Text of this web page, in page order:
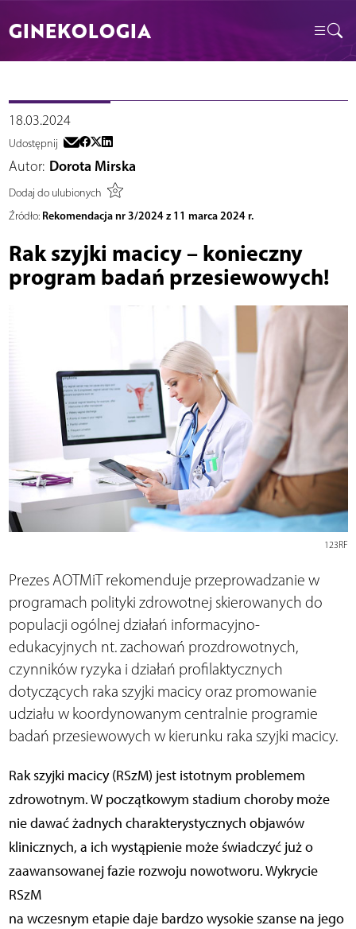
GINEKOLOGIA
18.03.2024
Udostępnij
Autor: Dorota Mirska
Dodaj do ulubionych
Źródło: Rekomendacja nr 3/2024 z 11 marca 2024 r.
Rak szyjki macicy – konieczny
program badań przesiewowych!
123RF
Prezes AOTMiT rekomenduje przeprowadzanie w
programach polityki zdrowotnej skierowanych do
populacji ogólnej działań informacyjno-
edukacyjnych nt. zachowań prozdrowotnych,
czynników ryzyka i działań profilaktycznych
dotyczących raka szyjki macicy oraz promowanie
udziału w koordynowanym centralnie programie
badań przesiewowych w kierunku raka szyjki macicy.
Rak szyjki macicy (RSzM) jest istotnym problemem
zdrowotnym. W początkowym stadium choroby może
nie dawać żadnych charakterystycznych objawów
klinicznych, a ich wystąpienie może świadczyć już o
zaawansowanej fazie rozwoju nowotworu. Wykrycie
RSzM
na wczesnym etapie daje bardzo wysokie szanse na jego